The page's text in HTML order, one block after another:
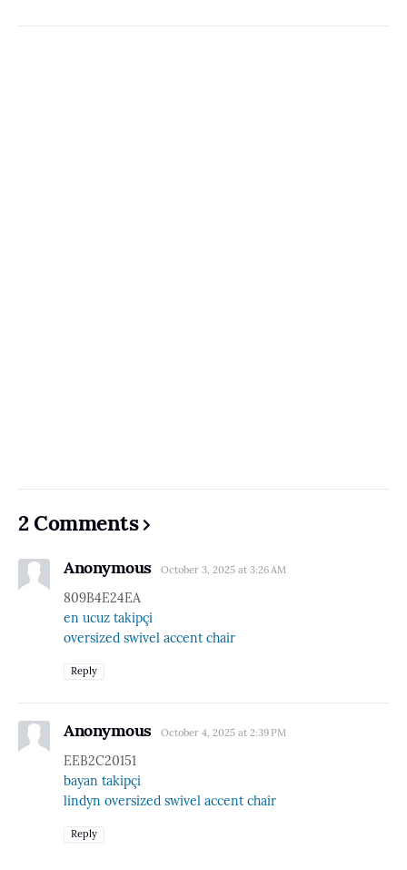
2 Comments
Anonymous October 3, 2025 at 3:26 AM
809B4E24EA
en ucuz takipçi
oversized swivel accent chair
Reply
Anonymous October 4, 2025 at 2:39 PM
EEB2C20151
bayan takipçi
lindyn oversized swivel accent chair
Reply